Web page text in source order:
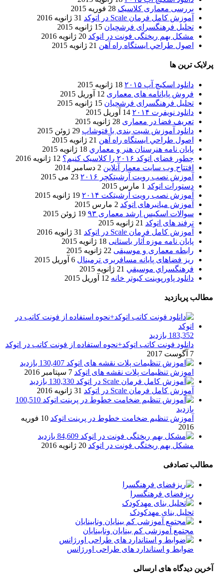
بررسی معماری کلاسیک 28 فوریه 2015
آموزش کامل فرمان Scale در اتوکد
31 ژانویه 2016
تحلیل فرهنگسرای فرشچیان 15 ژانویه 2015
مشکل بهم ریختگی فونت در اتوکد 20 ژانویه 2016
اصول طراحي ایستگاه راه آهن 21 ژانویه 2015
پرلایک ترین ها
دانلود اسکیچ آپ ۲۰۱۵
18 ژانویه 2015
فروش پایانامه های معماری 12 آوریل 2015
تحلیل فرهنگسرای فرشچیان 15 ژانویه 2015
دانلود نویفرت ۲۰۱۴
14 آوریل 2015
تعریف فضا در معماری 28 ژانویه 2015
دانلود آموزش شیت بندی با فتوشاپ 29 ژوئن 2015
اصول طراحي ایستگاه راه آهن 21 ژانویه 2015
پایان نامه هنرستان هنر و معماري 18 ژانویه 2015
چطور فضای اتوکد ۲۰۱۶ را کلاسیک کنیم؟
12 ژانویه 2016
افتتاح وب سایت معمار آنلاین 2 دسامبر 2014
آموزش نصب رویت آرشیتکچر ۲۰۱۶
23 می 2015
دستورات اتوکد 1 مارس 2015
آموزش نصب رویت آرشیتکت ۲۰۱۴
19 ژانویه 2015
آموزش میانبرهای اتوکد 2 مارس 2015
سوالات اسکیس ارشد معماری ۹۳
19 ژوئن 2015
ترفند های اتوکد 21 ژانویه 2015
آموزش کامل فرمان Scale در اتوکد
31 ژانویه 2016
پایان نامه موزه آثار باستانی 18 ژانویه 2015
رابطه معماری و موسیقی 22 ژانویه 2015
ریز فضاهای پایانه مسافربری ترمینال 6 آوریل 2015
فرهنگسراي موسيقي 21 ژانویه 2015
دانلود پاورپوینت کبوتر خانه 12 آوریل 2015
مطالب پربازدید
183,352 بازدید
دانلود فونت کاتب اتوکد+نحوه استفاده از فونت کاتب در اتوکد
7 آگوست 2017
130,407 بازدید
اموزش تنظیمات پلات نقشه های اتوکد 7 سپتامبر 2016
130,330 بازدید
آموزش کامل فرمان Scale در اتوکد
31 ژانویه 2016
100,510
بازدید
آموزش تنظیم ضخامت خطوط در پرینت اتوکد
10 فوریه
2016
84,609 بازدید
مشکل بهم ریختگی فونت در اتوکد 20 ژانویه 2016
مطالب تصادفی
ریزفضای فرهنگسرا
تحلیل بنای مهدکودک
مجتمع آموزشی کم بینایان ونابینایان
ضوابط و استاندارد های طراحی اورژانس
آخرین دیدگاه های ارسالی